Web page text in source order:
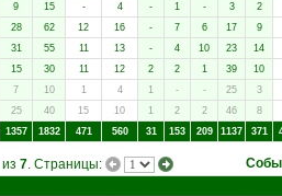
9 15 - 4 - 1 - 3
2
28 62 12 16 - 7 6 17
9
31 55 11 13 - 4 10 23 14
15 30 11 12 2 2 1 39
10
7 10 1 4 1 - - 25
3
25 40 15 10 1 2 2 46
8
1357 1832 471 560 31 153 209 1137 371
из 7. Страницы: